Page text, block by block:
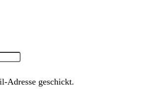
Adresse geschickt.